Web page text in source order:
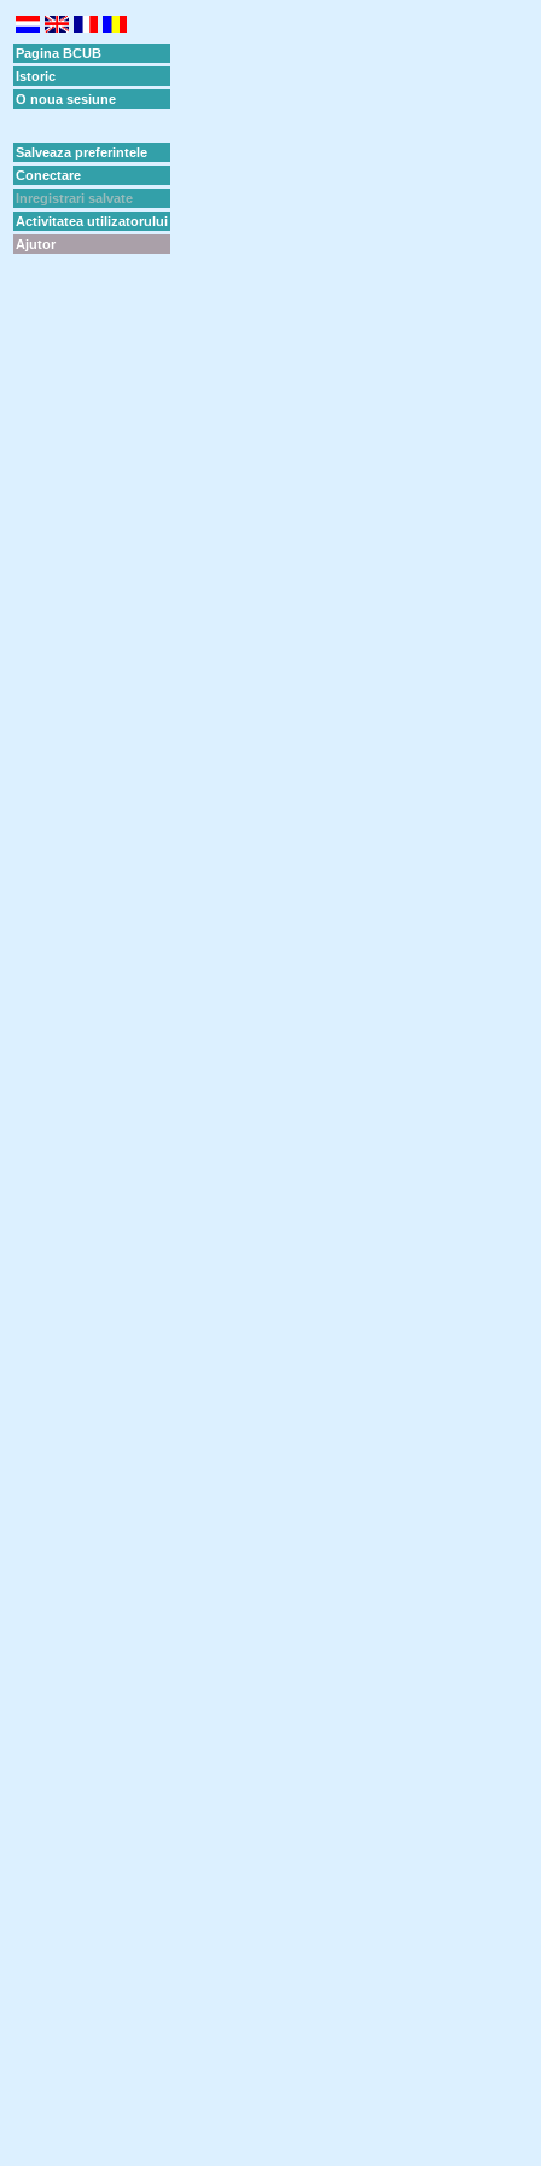
Pagina BCUB
Istoric
O noua sesiune
Salveaza preferintele
Conectare
Inregistrari salvate
Activitatea utilizatorului
Ajutor